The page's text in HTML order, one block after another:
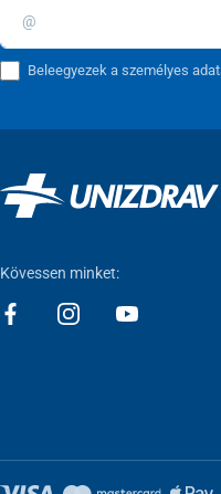
Beleegyezek a személyes
Kövessen minket: